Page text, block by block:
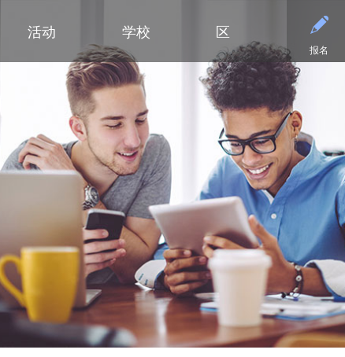
小学（K-5年级）
课程设置
小学网站链接
小学美术
沉浸式教学选项（幼儿园至五年
级）
Kindergarten at Minnetonka
读写能力计划
高
大
美
毕
国
国
语
明
“引
船
初中（6-8年级）
学术荣誉
课程目录
语言沉浸式教学（6-8年级）
活动
初中
活动 - MME
活动 - MMW
高中活动
社团与拓展活动
联系我们
明尼通卡合唱团（在新窗口/标签页中打开）
明尼通卡部落（在新窗口/标签页中打开）
明尼通卡管弦乐团（在新窗口/标签页中打开）
明尼通卡剧院（在新窗口/标签页中打开）
注册（在新窗口/标签页中打开）
学生会
联
注
体
体
门
学校
迪普黑文小学
埃克塞尔西尔小学
格罗夫兰小学
明尼瓦什塔小学
初中
东初中
西初中
明尼通卡高中
区
招标与提案征集
设施使用与租赁
人力资源
居民及公开招募
教学
技术
测试与评估
交通
合作伙伴
后援会
案例
钻石俱乐部（在新窗口/标签
家庭协作
明尼通卡校友会
明尼通卡基金会
斯基珀斯助威俱乐部
Tonka CARES
托恩卡之傲
报名